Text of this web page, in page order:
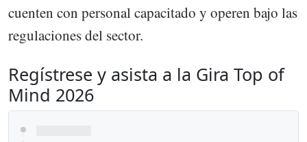
cuenten con personal capacitado y operen bajo las
regulaciones del sector.
Regístrese y asista a la Gira Top of
Mind 2026